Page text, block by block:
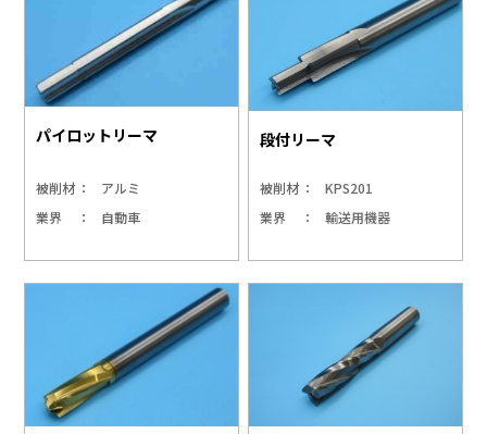
パイロットリーマ
被削材
アルミ
業界
自動車
段付リーマ
被削材
KPS201
業界
輸送用機器